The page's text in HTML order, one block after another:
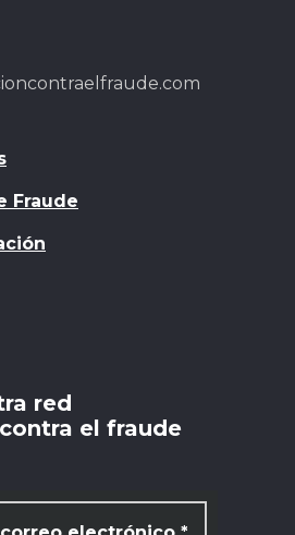
Fraude
red
el fraude